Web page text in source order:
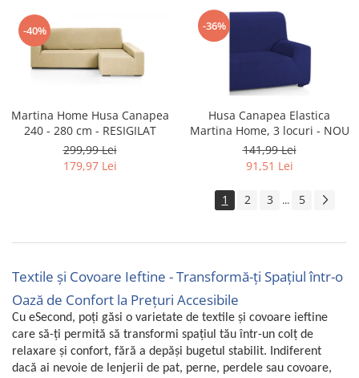
-40%
Martina Home Husa Canapea
240 - 280 cm - RESIGILAT
299,99 Lei
179,97 Lei
-36%
Husa Canapea Elastica
Martina Home, 3 locuri - NOU
141,99 Lei
91,51 Lei
1 2 3 ... 5
Textile și Covoare Ieftine - Transformă-ți Spațiul într-o
Oază de Confort la Prețuri Accesibile
Cu eSecond, poți găsi o varietate de textile și covoare ieftine
care să-ți permită să transformi spațiul tău într-un colț de
relaxare și confort, fără a depăși bugetul stabilit. Indiferent
dacă ai nevoie de lenjerii de pat, perne, perdele sau covoare,